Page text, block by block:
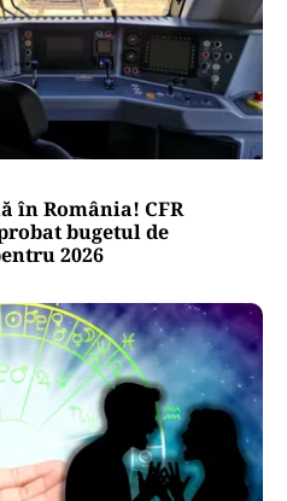
în România! CFR
bugetul de
2026